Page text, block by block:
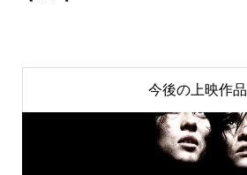
今後の上映作品